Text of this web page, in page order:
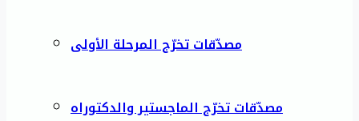
مصدّقات تخرّج المرحلة الأولى
مصدّقات تخرّج الماجستير والدكتوراه